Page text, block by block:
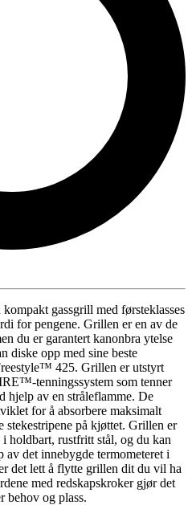
gassgrill med førsteklasses
for pengene. Grillen er en av de
du er garantert kanonbra ytelse
diske opp med sine beste
425. Grillen er utstyrt
tenningssystem som tenner
hjelp av en stråleflamme. De
for å absorbere maksimalt
stekestripene på kjøttet. Grillen er
holdbart, rustfritt stål, og du kan
av det innebygde termometeret i
det lett å flytte grillen dit du vil ha
med redskapskroker gjør det
behov og plass.